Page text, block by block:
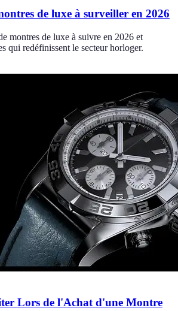
de luxe à surveiller en 2026
montres de luxe à suivre en 2026 et
qui redéfinissent le secteur horloger.
Lors de l'Achat d'une Montre